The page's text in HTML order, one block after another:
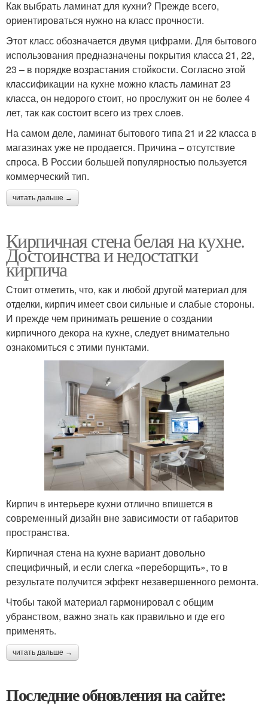
Как выбрать ламинат для кухни? Прежде всего,
ориентироваться нужно на класс прочности.
Этот класс обозначается двумя цифрами. Для бытового
использования предназначены покрытия класса 21, 22,
23 – в порядке возрастания стойкости. Согласно этой
классификации на кухне можно класть ламинат 23
класса, он недорого стоит, но прослужит он не более 4
лет, так как состоит всего из трех слоев.
На самом деле, ламинат бытового типа 21 и 22 класса в
магазинах уже не продается. Причина – отсутствие
спроса. В России большей популярностью пользуется
коммерческий тип.
читать дальше →
Кирпичная стена белая на кухне.
Достоинства и недостатки
кирпича
Стоит отметить, что, как и любой другой материал для
отделки, кирпич имеет свои сильные и слабые стороны.
И прежде чем принимать решение о создании
кирпичного декора на кухне, следует внимательно
ознакомиться с этими пунктами.
Кирпич в интерьере кухни отлично впишется в
современный дизайн вне зависимости от габаритов
пространства.
Кирпичная стена на кухне вариант довольно
специфичный, и если слегка «переборщить», то в
результате получится эффект незавершенного ремонта.
Чтобы такой материал гармонировал с общим
убранством, важно знать как правильно и где его
применять.
читать дальше →
Последние обновления на сайте: